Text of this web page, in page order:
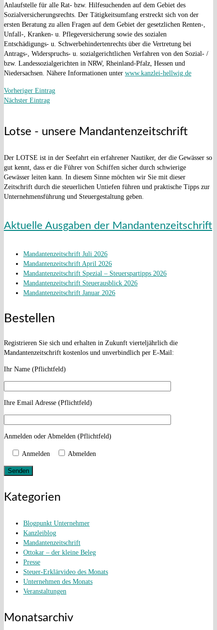
Anlaufstelle für alle Rat- bzw. Hilfesuchenden auf dem Gebiet des
Sozialversicherungsrechts. Der Tätigkeitsumfang erstreckt sich von der
ersten Beratung zu allen Fragen auf dem Gebiet der gesetzlichen Renten-,
Unfall-, Kranken- u. Pflegeversicherung sowie des sozialen
Entschädigungs- u. Schwerbehindertenrechts über die Vertretung bei
Antrags-, Widerspruchs- u. sozialgerichtlichen Verfahren von den Sozial- /
bzw. Landessozialgerichten in NRW, Rheinland-Pfalz, Hessen und
Niedersachsen. Nähere Informationen unter www.kanzlei-hellwig.de
Vorheriger Eintrag
Nächster Eintrag
Lotse - unsere Mandantenzeitschrift
Der LOTSE ist in der Seefahrt ein erfahrener Nautiker, der die Gewässer so
gut kennt, dass er die Führer von Schiffen sicher durch schwierige
Gewässer leiten kann. In diesem Sinne möchten wir Sie mit dieser
Zeitschrift durch die steuerlichen Untiefen führen und praktische Tipps zur
Unternehmensführung und Steuergestaltung geben.
Aktuelle Ausgaben der Mandantenzeitschrift
Mandantenzeitschrift Juli 2026
Mandantenzeitschrift April 2026
Mandantenzeitschrift Spezial – Steuerspartipps 2026
Mandantenzeitschrift Steuerausblick 2026
Mandantenzeitschrift Januar 2026
Bestellen
Registrieren Sie sich und erhalten in Zukunft vierteljährlich die
Mandantenzeitschrift kostenlos und unverbindlich per E-Mail:
Ihr Name (Pflichtfeld)
Ihre Email Adresse (Pflichtfeld)
Anmelden oder Abmelden (Pflichtfeld)
Anmelden Abmelden
Kategorien
Blogpunkt Unternehmer
Kanzleiblog
Mandantenzeitschrift
Ottokar – der kleine Beleg
Presse
Steuer-Erklärvideo des Monats
Unternehmen des Monats
Veranstaltungen
Monatsarchiv